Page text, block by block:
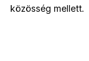
közösség mellett.